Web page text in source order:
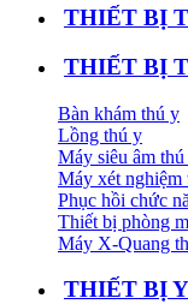
THIẾT BỊ
THIẾT BỊ
Bàn khám thú y
Lồng thú y
Máy siêu âm
Máy xét nghiệm
Phục hồi chức
Thiết bị phòng
Máy X-Quang
THIẾT BỊ